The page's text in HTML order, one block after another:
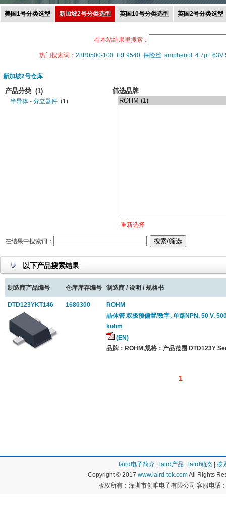
美国1号分类选型 新加坡2号分类选型 英国10号分类选型 英国2号分类选型
在本站结果里搜索：
热门搜索词： 28B0500-100 IRF9540 保险丝 amphenol 4.7μF 63V
新加坡2号仓库
产品分类 (1)
半导体 - 分立器件 (1)
筛选品牌
重新选择
在结果中搜索词：
以下产品搜索结果
制造商产品编号 仓库库存编号 制造商 / 说明 / 规格书
DTD123YKT146 1680300
ROHM
晶体管 双极预偏置/数字, 单路NPN, 50 V,
kohm
(EN)
品牌：ROHM,规格：产品范围 DTD123Y
1
laird电子简介 laird产品 laird动态
按
Copyright © 2017 www.laird-tek.comAll Rights
版权所有：深圳市创唯电子有限公司 客服电话